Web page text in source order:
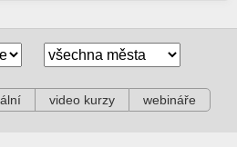
video kurzy webináře